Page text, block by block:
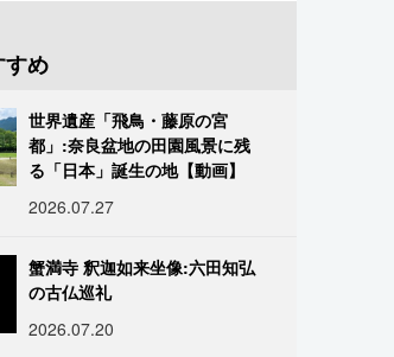
すめ
世界遺産「飛鳥・藤原の宮
都」:奈良盆地の田園風景に残
る「日本」誕生の地【動画】
2026.07.27
蟹満寺 釈迦如来坐像:六田知弘
の古仏巡礼
2026.07.20